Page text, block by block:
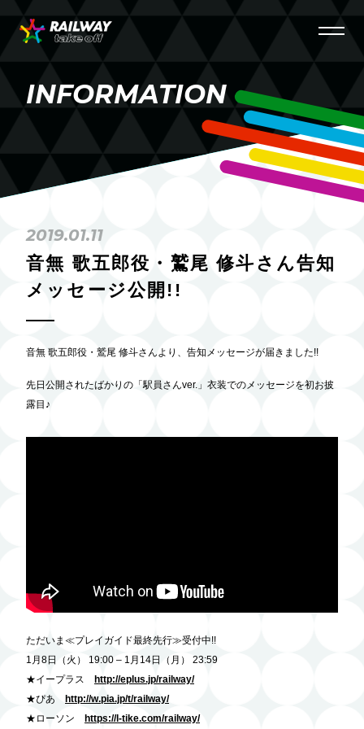
INFORMATION
2019.01.11
音無 歌五郎役・鷲尾 修斗さん告知
メッセージ公開!!
音無 歌五郎役・鷲尾 修斗さんより、告知メッセージが届きました!!
先日公開されたばかりの「駅員さんver.」衣装でのメッセージを初お披
露目♪
ただいま≪プレイガイド最終先行≫受付中!!
1月8日（火） 19:00 – 1月14日（月） 23:59
★イープラス
http://eplus.jp/railway/
★ぴあ
http://w.pia.jp/t/railway/
★ローソン
https://l-tike.com/railway/